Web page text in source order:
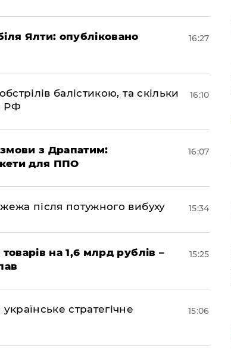
Ялти: опубліковано
16:27
балістикою, та скільки
РФ
16:10
з Драпатим:
для ППО
16:07
після потужного вибуху 15:34
на 1,6 млрд рублів –
15:25
стратегічне
15:06